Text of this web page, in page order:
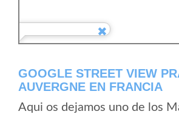
GOOGLE STREET VIEW
AUVERGNE EN FRANCIA
Aqui os dejamos uno de los